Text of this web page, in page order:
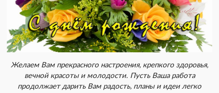
Желаем Вам прекрасного настроения, крепкого здоровья,
вечной красоты и молодости. Пусть Ваша работа
продолжает дарить Вам радость, планы и идеи легко